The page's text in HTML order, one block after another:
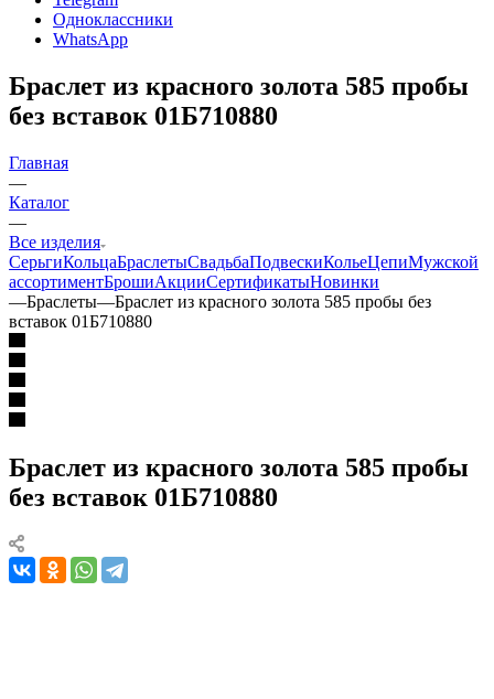
Одноклассники
WhatsApp
Браслет из красного золота 585 пробы
без вставок 01Б710880
Главная
—
Каталог
—
Все изделия
СерьгиКольцаБраслетыСвадьбаПодвескиКольеЦепиМужской
ассортиментБрошиАкцииСертификатыНовинки
—Браслеты—Браслет из красного золота 585 пробы без
вставок 01Б710880
Браслет из красного золота 585 пробы
без вставок 01Б710880